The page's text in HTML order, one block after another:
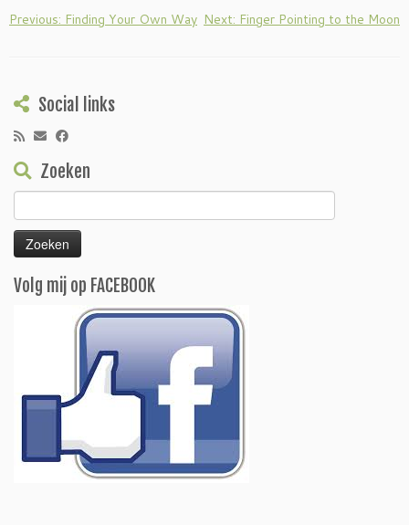
Previous: Finding Your Own Way Next: Finger Pointing to the Moon
Social links
Zoeken
naar:
Volg mij op FACEBOOK